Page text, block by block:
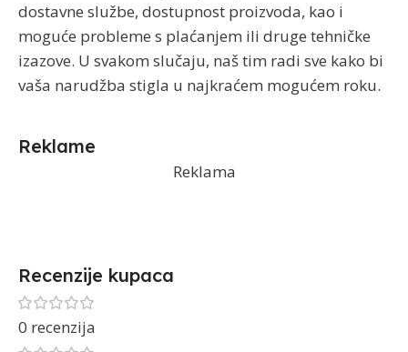
dostavne službe, dostupnost proizvoda, kao i
moguće probleme s plaćanjem ili druge tehničke
izazove. U svakom slučaju, naš tim radi sve kako bi
vaša narudžba stigla u najkraćem mogućem roku.
Reklame
Reklama
Recenzije kupaca
0 recenzija